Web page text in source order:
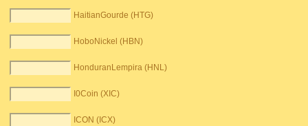
HaitianGourde (HTG)
HoboNickel (HBN)
HonduranLempira (HNL)
I0Coin (XIC)
ICON (ICX)